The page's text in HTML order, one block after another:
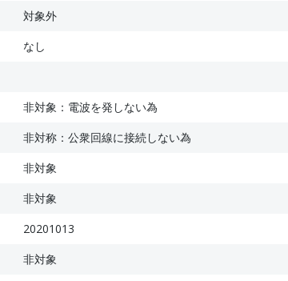
対象外
なし
非対象：電波を発しない為
非対称：公衆回線に接続しない為
非対象
非対象
20201013
非対象